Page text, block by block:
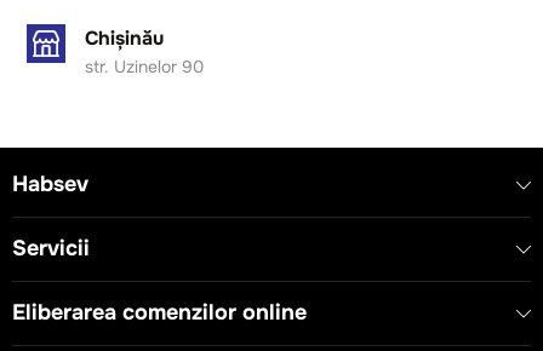
Ambalare: bobină
Chișinău
str. Uzinelor 90
Habsev
Servicii
Eliberarea comenzilor online